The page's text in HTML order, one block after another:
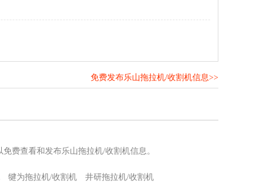
免费发布乐山拖拉机/收割机信息>>
费查看和发布乐山拖拉机/收割机信息。
犍为拖拉机/收割机
井研拖拉机/收割机